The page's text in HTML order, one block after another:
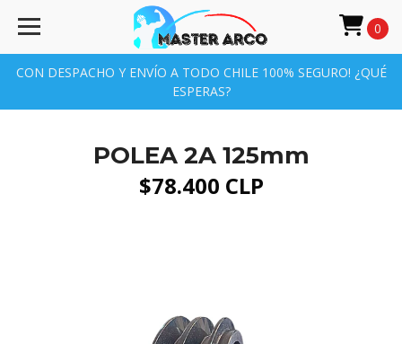
CON DESPACHO Y ENVÍO A TODO CHILE 100% SEGURO! ¿QUÉ
ESPERAS?
0
POLEA 2A 125mm
$78.400 CLP